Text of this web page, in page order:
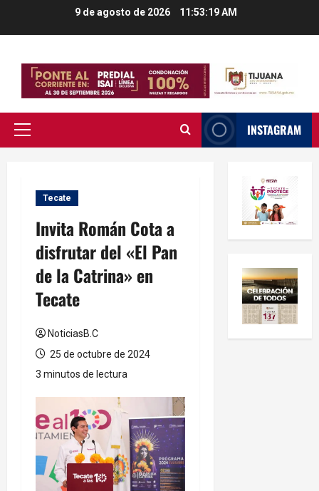
9 de agosto de 2026 11:53:20 AM
Menú
INSTAGRAM
Tecate
Invita Román Cota a
disfrutar del «El Pan
de la Catrina» en
Tecate
NoticiasB.C
25 de octubre de 2024
3 minutos de lectura